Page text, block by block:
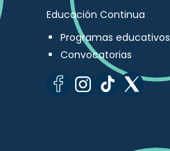
Educación Continua
Programas educativos
Convocatorias